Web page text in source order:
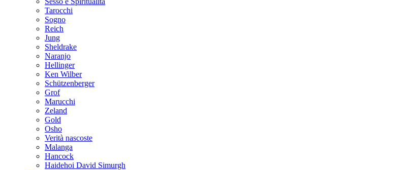
Tarocchi
Sogno
Reich
Jung
Sheldrake
Naranjo
Hellinger
Ken Wilber
Schützenberger
Grof
Marucchi
Zeland
Gold
Osho
Verità nascoste
Malanga
Hancock
Haidehoi David Simurgh